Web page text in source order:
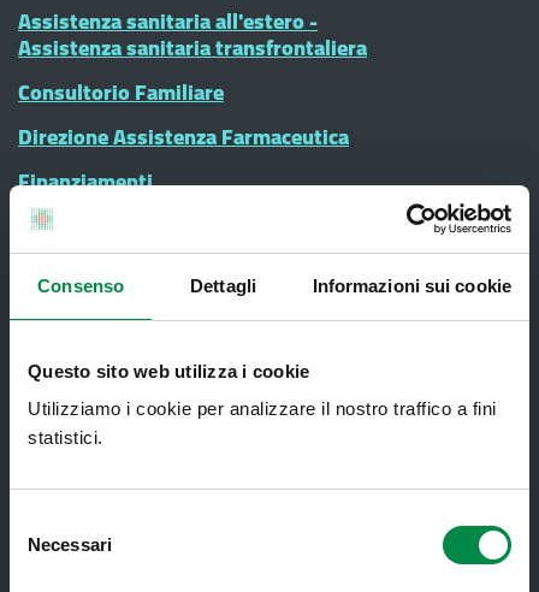
Consenso Dettagli Informazioni sui cookie
Questo sito web utilizza i cookie
Utilizziamo i cookie per analizzare il nostro traffico a fini
statistici.
delNecessari
Assistenza sanitaria all'estero -
Assistenza sanitaria transfrontaliera
Consultorio Familiare
Direzione Assistenza Farmaceutica
Finanziamenti
Lauree Professioni Sanitarie
Medici e Pediatri di Famiglia
Nucleo di Cure Primarie (NCP)
Punto Unico di Accesso integrato
sanitario e sociale (PUA)
Ritiro Referti
SPID - Sistema Pubblico di Identità